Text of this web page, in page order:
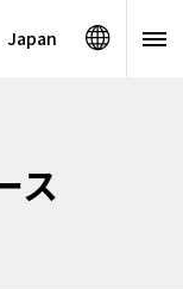
Japan
ス